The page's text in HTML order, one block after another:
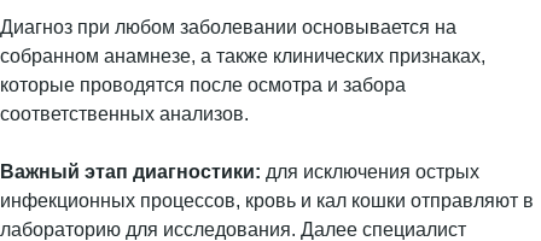
Диагноз при любом заболевании основывается на
собранном анамнезе, а также клинических признаках,
которые проводятся после осмотра и забора
соответственных анализов.
Важный этап диагностики: для исключения острых
инфекционных процессов, кровь и кал кошки отправляют в
лабораторию для исследования. Далее специалист